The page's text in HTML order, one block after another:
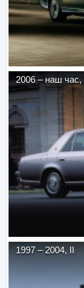
2006 – наш час,
1997 – 2004, II